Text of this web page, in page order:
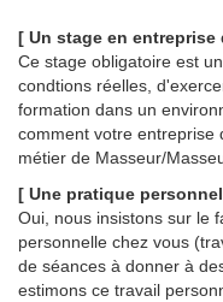
[ Un stage en entreprise
Ce stage obligatoire est
condtions réelles,
formation dans un
comment votre entreprise
métier de Masseur/
[ Une pratique
Oui, nous insistons sur le
personnelle chez vous
de séances à donner à
estimons ce travail